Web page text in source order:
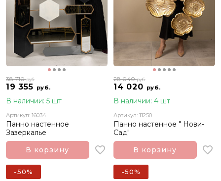
19 355 руб.
38 710руб.
В наличии: 5 шт
Артикул: 16034
Панно настенное
Зазеркалье
В корзину
14 020 руб.
28 040руб.
В наличии: 4 шт
Артикул: 11250
Панно настенное " Нови-
Сад"
В корзину
-50% -50%